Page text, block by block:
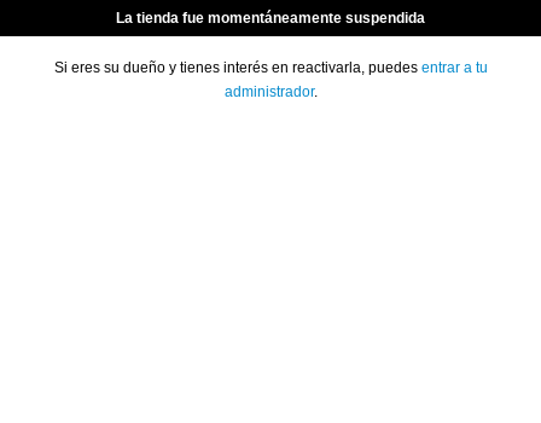
La tienda fue momentáneamente suspendida
Si eres su dueño y tienes interés en reactivarla, puedes entrar a tu
administrador.